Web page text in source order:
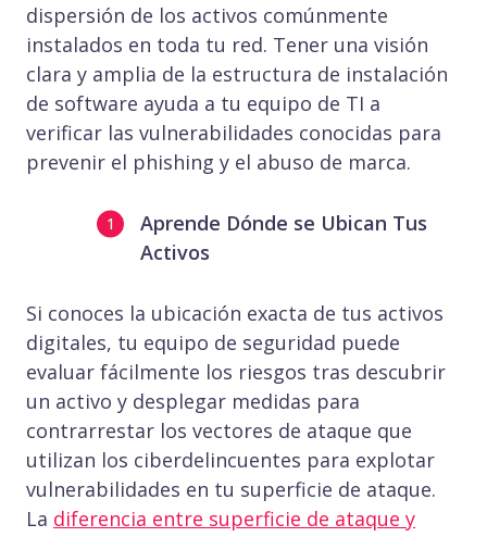
dispersión de los activos comúnmente
instalados en toda tu red. Tener una visión
clara y amplia de la estructura de instalación
de software ayuda a tu equipo de TI a
verificar las vulnerabilidades conocidas para
prevenir el phishing y el abuso de marca.
Aprende Dónde se Ubican Tus
Activos
Si conoces la ubicación exacta de tus activos
digitales, tu equipo de seguridad puede
evaluar fácilmente los riesgos tras descubrir
un activo y desplegar medidas para
contrarrestar los vectores de ataque que
utilizan los ciberdelincuentes para explotar
vulnerabilidades en tu superficie de ataque.
La diferencia entre superficie de ataque y